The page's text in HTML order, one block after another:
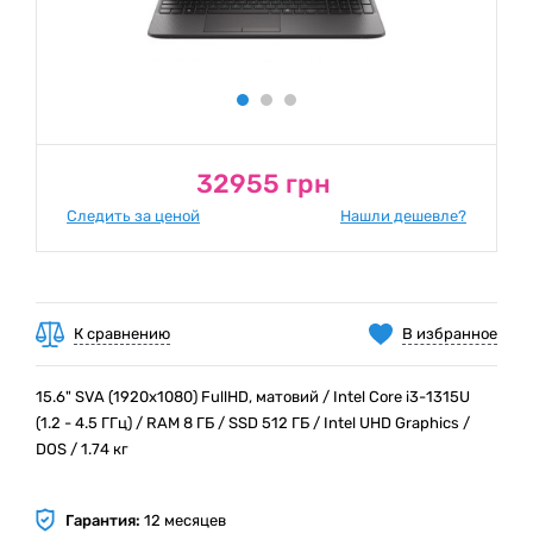
32955 грн
Следить за ценой Нашли дешевле?
В избранное
К сравнению
15.6" SVA (1920x1080) FullHD, матовий / Intel Core i3-1315U
(1.2 - 4.5 ГГц) / RAM 8 ГБ / SSD 512 ГБ / Intel UHD Graphics /
DOS / 1.74 кг
Гарантия: 12 месяцев